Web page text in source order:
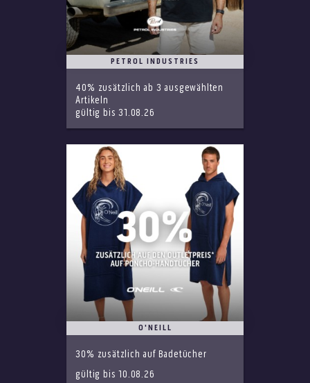
PETROL INDUSTRIES
40% zusätzlich ab 3 ausgewählten
Artikeln
gültig bis 31.08.26
O'NEILL
30% zusätzlich auf Badetücher
gültig bis 10.08.26